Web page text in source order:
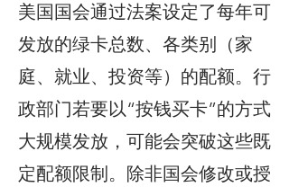
美国国会通过法案设定了每年可
发放的绿卡总数、各类别（家
庭、就业、投资等）的配额。行
政部门若要以“按钱买卡”的方式
大规模发放，可能会突破这些既
定配额限制。除非国会修改或授